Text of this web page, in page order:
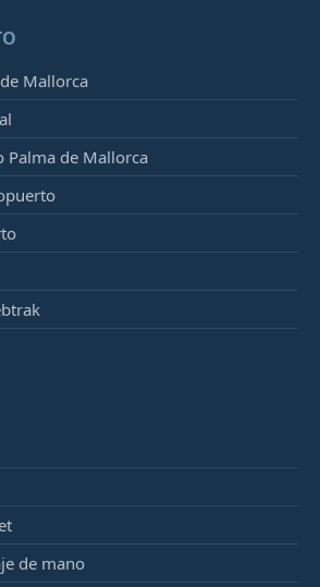
Mallorca
Palma de Mallorca
de mano